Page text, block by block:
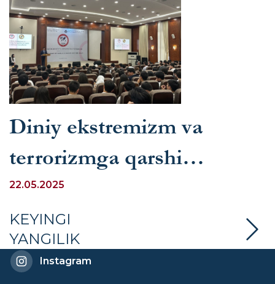
Diniy ekstremizm va
terrorizmga qarshi
kurashish mavzusida
tadbir bo‘lib o‘tdi
22.05.2025
KEYINGI
YANGILIK
Instagram